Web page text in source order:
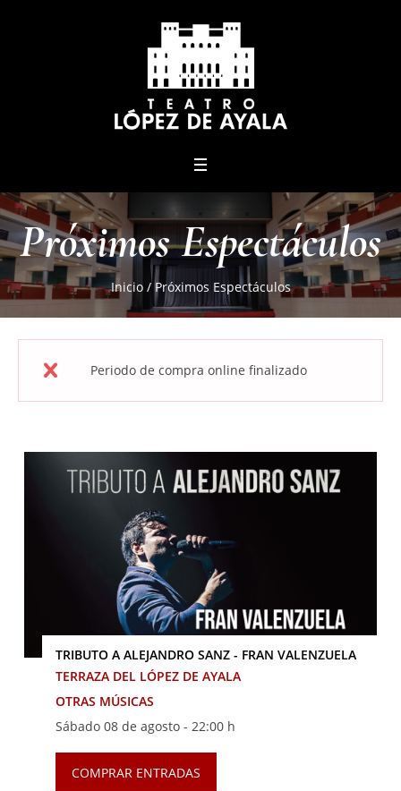
Próximos Espectáculos
Inicio / Próximos Espectáculos
Periodo de compra online finalizado
TRIBUTO A ALEJANDRO SANZ - FRAN VALENZUELA
TERRAZA DEL LÓPEZ DE AYALA
OTRAS MÚSICAS
Sábado 08 de agosto - 22:00 h
COMPRAR ENTRADAS